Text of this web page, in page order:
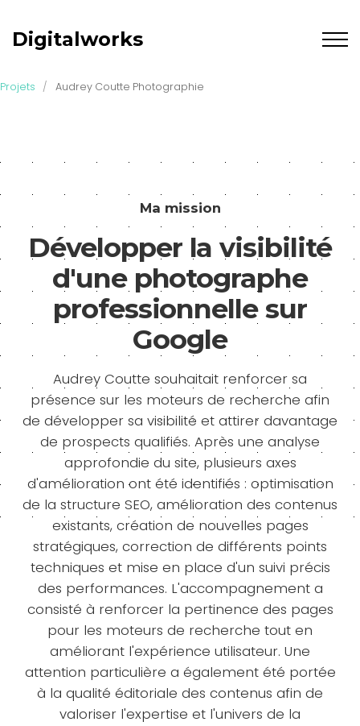
Digitalworks
Projets / Audrey Coutte Photographie
Ma mission
Développer la visibilité
d'une photographe
professionnelle sur
Google
Audrey Coutte souhaitait renforcer sa
présence sur les moteurs de recherche afin
de développer sa visibilité et attirer davantage
de prospects qualifiés. Après une analyse
approfondie du site, plusieurs axes
d'amélioration ont été identifiés : optimisation
de la structure SEO, amélioration des contenus
existants, création de nouvelles pages
stratégiques, correction de différents points
techniques et mise en place d'un suivi précis
des performances. L'accompagnement a
consisté à renforcer la pertinence des pages
pour les moteurs de recherche tout en
améliorant l'expérience utilisateur. Une
attention particulière a également été portée
à la qualité éditoriale des contenus afin de
valoriser l'expertise et l'univers de la